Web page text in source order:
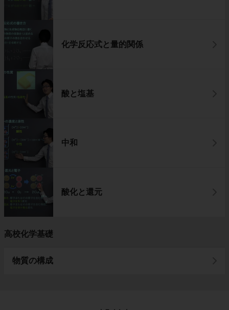
化学反応式と量的関係
酸と塩基
中和
酸化と還元
高校化学基礎
物質の構成